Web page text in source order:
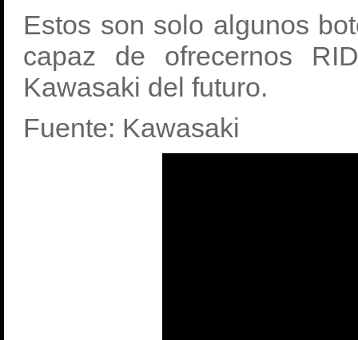
Estos son solo algunos
capaz de ofrecernos
Kawasaki del futuro.
Fuente: Kawasaki